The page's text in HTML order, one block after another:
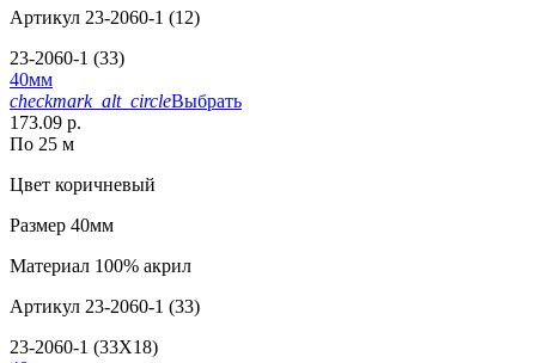
Артикул 23-2060-1 (12)
23-2060-1 (33)
40мм
checkmark_alt_circleВыбрать
173.09 р.
По 25 м
Цвет коричневый
Размер 40мм
Материал 100% акрил
Артикул 23-2060-1 (33)
23-2060-1 (33X18)